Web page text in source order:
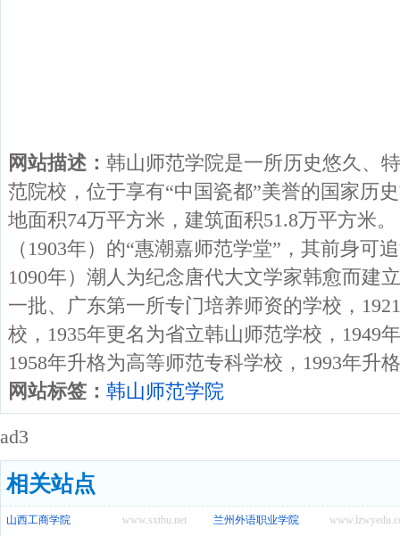
网站描述： 韩山师范学院是一所历史悠久、
范院校，位于享有“中国瓷都”美誉的国家历
地面积74万平方米，建筑面积51.8万平方米
（1903年）的“惠潮嘉师范学堂”，其前身可
1090年）潮人为纪念唐代大文学家韩愈而建
一批、广东第一所专门培养师资的学校，
校，1935年更名为省立韩山师范学校，1949
1958年升格为高等师范专科学校，1993年升
网站标签： 韩山师范学院
ad3
相关站点
www.sxtbu.net
山西工商学院
兰州外语职业学院